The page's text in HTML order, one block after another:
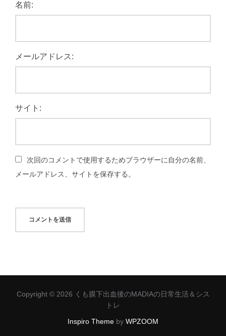
名前:
メールアドレス:
サイト:
次回のコメントで使用するためブラウザーに自分の名前、
メールアドレス、サイトを保存する。
Copyright © 2026 くも膜下出血後のMADIAの日常生活＆シス
トレ
Inspiro Theme by WPZOOM